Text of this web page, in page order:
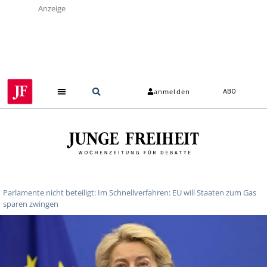
Anzeige
anmelden ABO
Parlamente nicht beteiligt: Im Schnellverfahren: EU will Staaten zum Gas
sparen zwingen